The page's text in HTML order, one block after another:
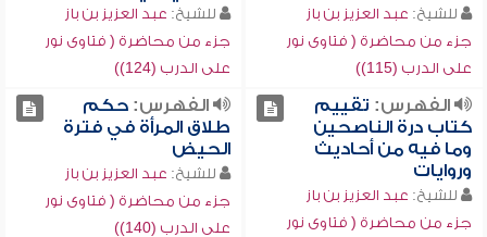
للشيخ: عبد العزيز بن باز
جزء من محاضرة ( فتاوى نور
على الدرب (115))
للشيخ: عبد العزيز بن باز
جزء من محاضرة ( فتاوى نور
على الدرب (124))
الفهرس: تقييم
كتاب درة الناصحين
وما فيه من أحاديث
وروايات
للشيخ: عبد العزيز بن باز
جزء من محاضرة ( فتاوى نور
الفهرس:حكم
طلاق المرأة في فترة
الحيض
للشيخ: عبد العزيز بن باز
جزء من محاضرة ( فتاوى نور
على الدرب (140))